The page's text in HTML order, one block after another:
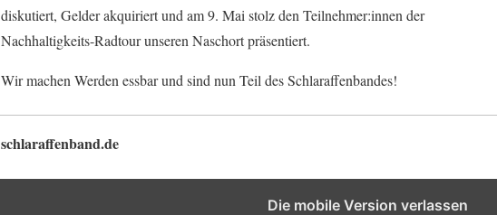
diskutiert, Gelder akquiriert und am 9. Mai stolz den Teilnehmer:innen der
Nachhaltigkeits-Radtour unseren Naschort präsentiert.
Wir machen Werden essbar und sind nun Teil des Schlaraffenbandes!
schlaraffenband.de
Die mobile Version verlassen